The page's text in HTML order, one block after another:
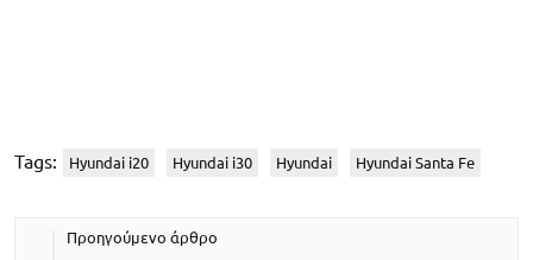
Tags: Hyundai i20 Hyundai i30 Hyundai Hyundai Santa Fe